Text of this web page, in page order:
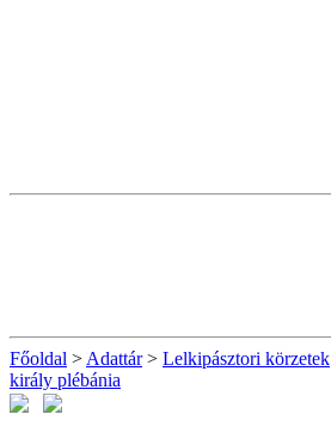
Főoldal > Adattár> Lelkipásztori körzetek
király plébánia